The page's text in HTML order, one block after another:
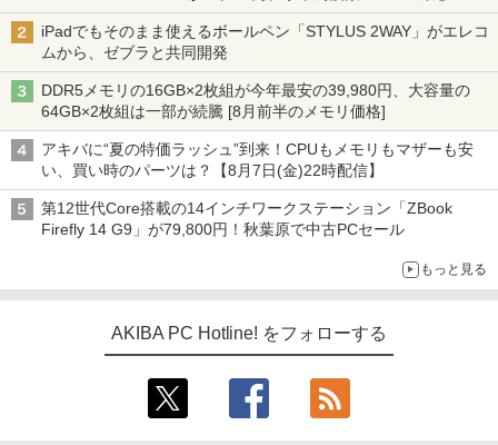
型モニターが9,801円、暑さ指数連動セール ほか
iPadでもそのまま使えるボールペン「STYLUS 2WAY」がエレコ
ムから、ゼブラと共同開発
DDR5メモリの16GB×2枚組が今年最安の39,980円、大容量の
64GB×2枚組は一部が続騰 [8月前半のメモリ価格]
アキバに“夏の特価ラッシュ”到来！CPUもメモリもマザーも安
い、買い時のパーツは？【8月7日(金)22時配信】
第12世代Core搭載の14インチワークステーション「ZBook
Firefly 14 G9」が79,800円！秋葉原で中古PCセール
もっと見る
AKIBA PC Hotline! をフォローする